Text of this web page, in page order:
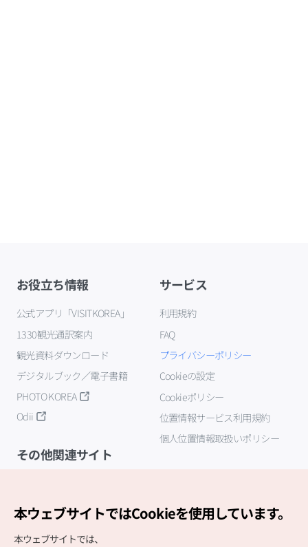
お役立ち情報
公式アプリ「VISITKOREA」
1330観光通訳案内
観光資料ダウンロード
デジタルブック／電子書籍
PHOTO KOREA
Odii
サービス
利用規約
FAQ
プライバシーポリシー
Cookieの設定
Cookieポリシー
位置情報サービス利用規約
個人位置情報取扱いポリシー
その他関連サイト
本ウェブサイトではCookieを使用しています。
本ウェブサイトでは、